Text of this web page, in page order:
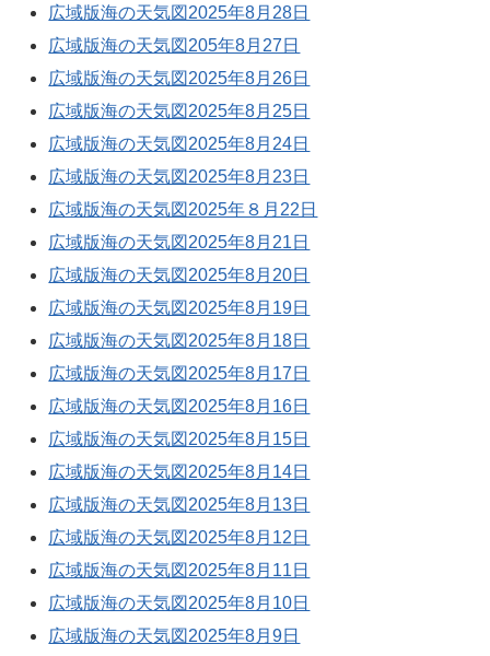
広域版海の天気図2025年8月28日
広域版海の天気図205年8月27日
広域版海の天気図2025年8月26日
広域版海の天気図2025年8月25日
広域版海の天気図2025年8月24日
広域版海の天気図2025年8月23日
広域版海の天気図2025年８月22日
広域版海の天気図2025年8月21日
広域版海の天気図2025年8月20日
広域版海の天気図2025年8月19日
広域版海の天気図2025年8月18日
広域版海の天気図2025年8月17日
広域版海の天気図2025年8月16日
広域版海の天気図2025年8月15日
広域版海の天気図2025年8月14日
広域版海の天気図2025年8月13日
広域版海の天気図2025年8月12日
広域版海の天気図2025年8月11日
広域版海の天気図2025年8月10日
広域版海の天気図2025年8月9日